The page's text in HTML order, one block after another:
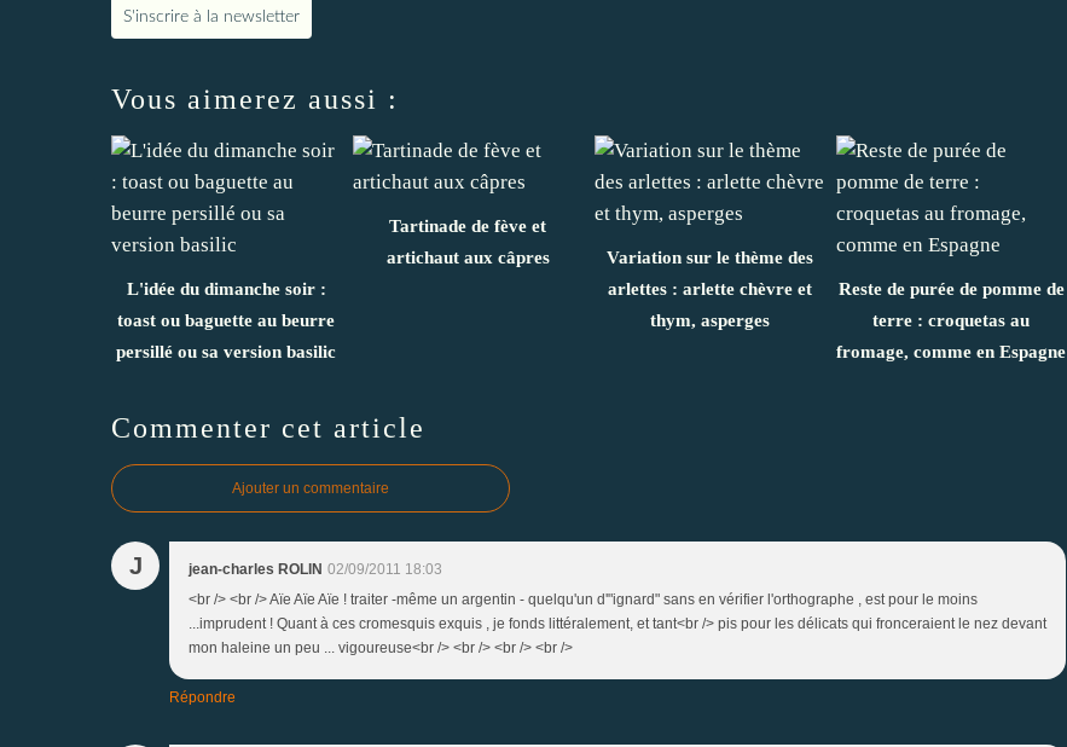
S'inscrire à la newsletter
Vous aimerez aussi :
L'idée du dimanche soir :
toast ou baguette au beurre
persillé ou sa version basilic
Tartinade de fève et
artichaut aux câpres
Variation sur le thème des
arlettes : arlette chèvre et
thym, asperges
Reste de purée de pomme de
terre : croquetas au
fromage, comme en Espagne
Commenter cet article
Ajouter un commentaire
J jean-charles ROLIN 02/09/2011 18:03
<br /> <br /> Aïe Aïe Aïe ! traiter -même un argentin - quelqu'un d'"ignard" sans en vérifier l'orthographe , est pour le moins
...imprudent ! Quant à ces cromesquis exquis , je fonds littéralement, et tant<br /> pis pour les délicats qui fronceraient le nez devant
mon haleine un peu ... vigoureuse<br /> <br /> <br /> <br />
Répondre